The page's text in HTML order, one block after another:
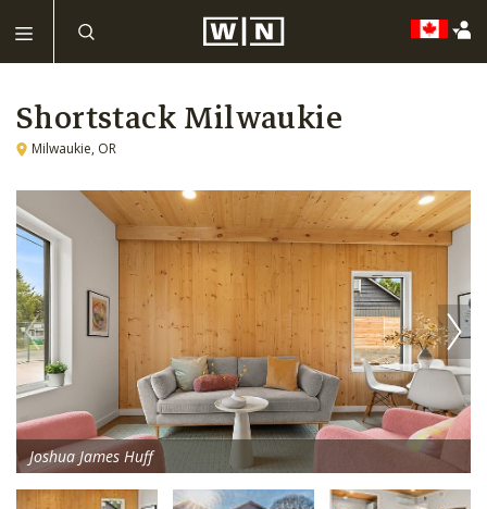
Shortstack Milwaukie
Milwaukie, OR
Joshua James Huff